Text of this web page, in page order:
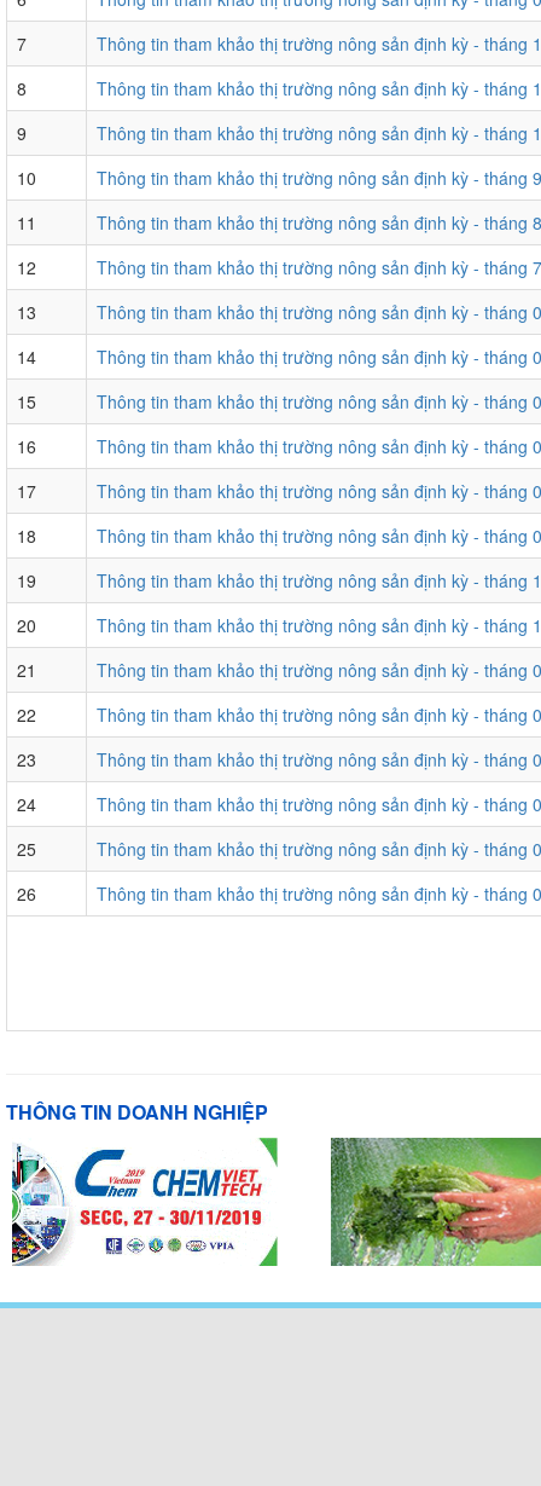
7
Thông tin tham khảo thị trường nông sản định kỳ - tháng
8
Thông tin tham khảo thị trường nông sản định kỳ - tháng
9
Thông tin tham khảo thị trường nông sản định kỳ - tháng
10
Thông tin tham khảo thị trường nông sản định kỳ - tháng
11
Thông tin tham khảo thị trường nông sản định kỳ - tháng
12
Thông tin tham khảo thị trường nông sản định kỳ - tháng
13
Thông tin tham khảo thị trường nông sản định kỳ - tháng
14
Thông tin tham khảo thị trường nông sản định kỳ - tháng
15
Thông tin tham khảo thị trường nông sản định kỳ - tháng
16
Thông tin tham khảo thị trường nông sản định kỳ - tháng
17
Thông tin tham khảo thị trường nông sản định kỳ - tháng
18
Thông tin tham khảo thị trường nông sản định kỳ - tháng
19
Thông tin tham khảo thị trường nông sản định kỳ - tháng
20
Thông tin tham khảo thị trường nông sản định kỳ - tháng
21
Thông tin tham khảo thị trường nông sản định kỳ - tháng
22
Thông tin tham khảo thị trường nông sản định kỳ - tháng
23
Thông tin tham khảo thị trường nông sản định kỳ - tháng
24
Thông tin tham khảo thị trường nông sản định kỳ - tháng
25
Thông tin tham khảo thị trường nông sản định kỳ - tháng
26
Thông tin tham khảo thị trường nông sản định kỳ - tháng
THÔNG TIN DOANH NGHIỆP